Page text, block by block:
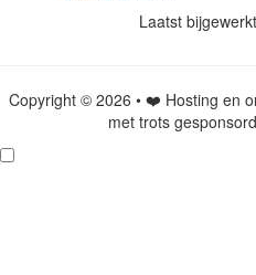
Laatst
Copyright © 2026 • ❤️ Hosting en
met trots